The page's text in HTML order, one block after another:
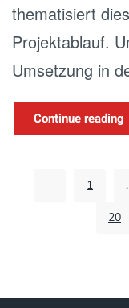
thematisiert
Projektablauf.
Umsetzung in
Continue reading
1
20